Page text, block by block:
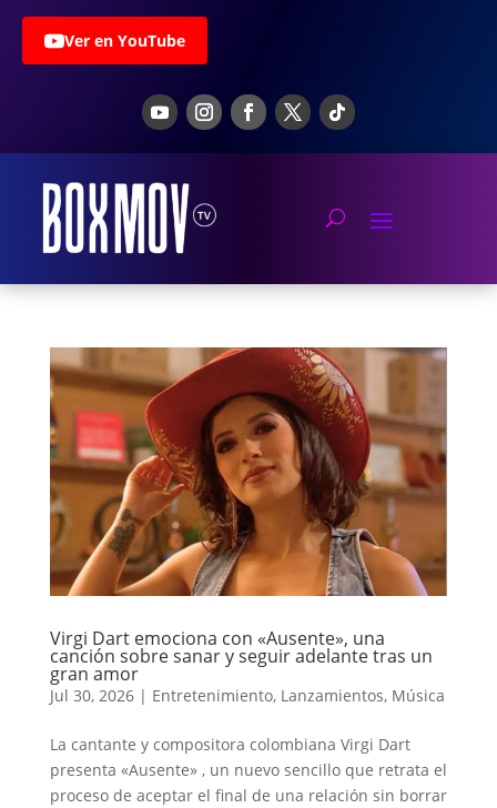
Ver en YouTube
Virgi Dart emociona con «Ausente», una
canción sobre sanar y seguir adelante tras un
gran amor
Jul 30, 2026| Entretenimiento, Lanzamientos, Música
La cantante y compositora colombiana Virgi Dart
presenta «Ausente» , un nuevo sencillo que retrata el
proceso de aceptar el final de una relación sin borrar